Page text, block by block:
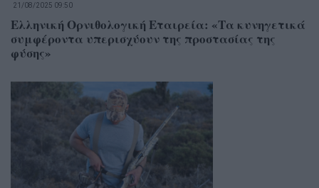
21/08/2025 09:50
Ελληνική Ορνιθολογική Εταιρεία: «Τα κυνηγετικά
συμφέροντα υπερισχύουν της προστασίας της
φύσης»